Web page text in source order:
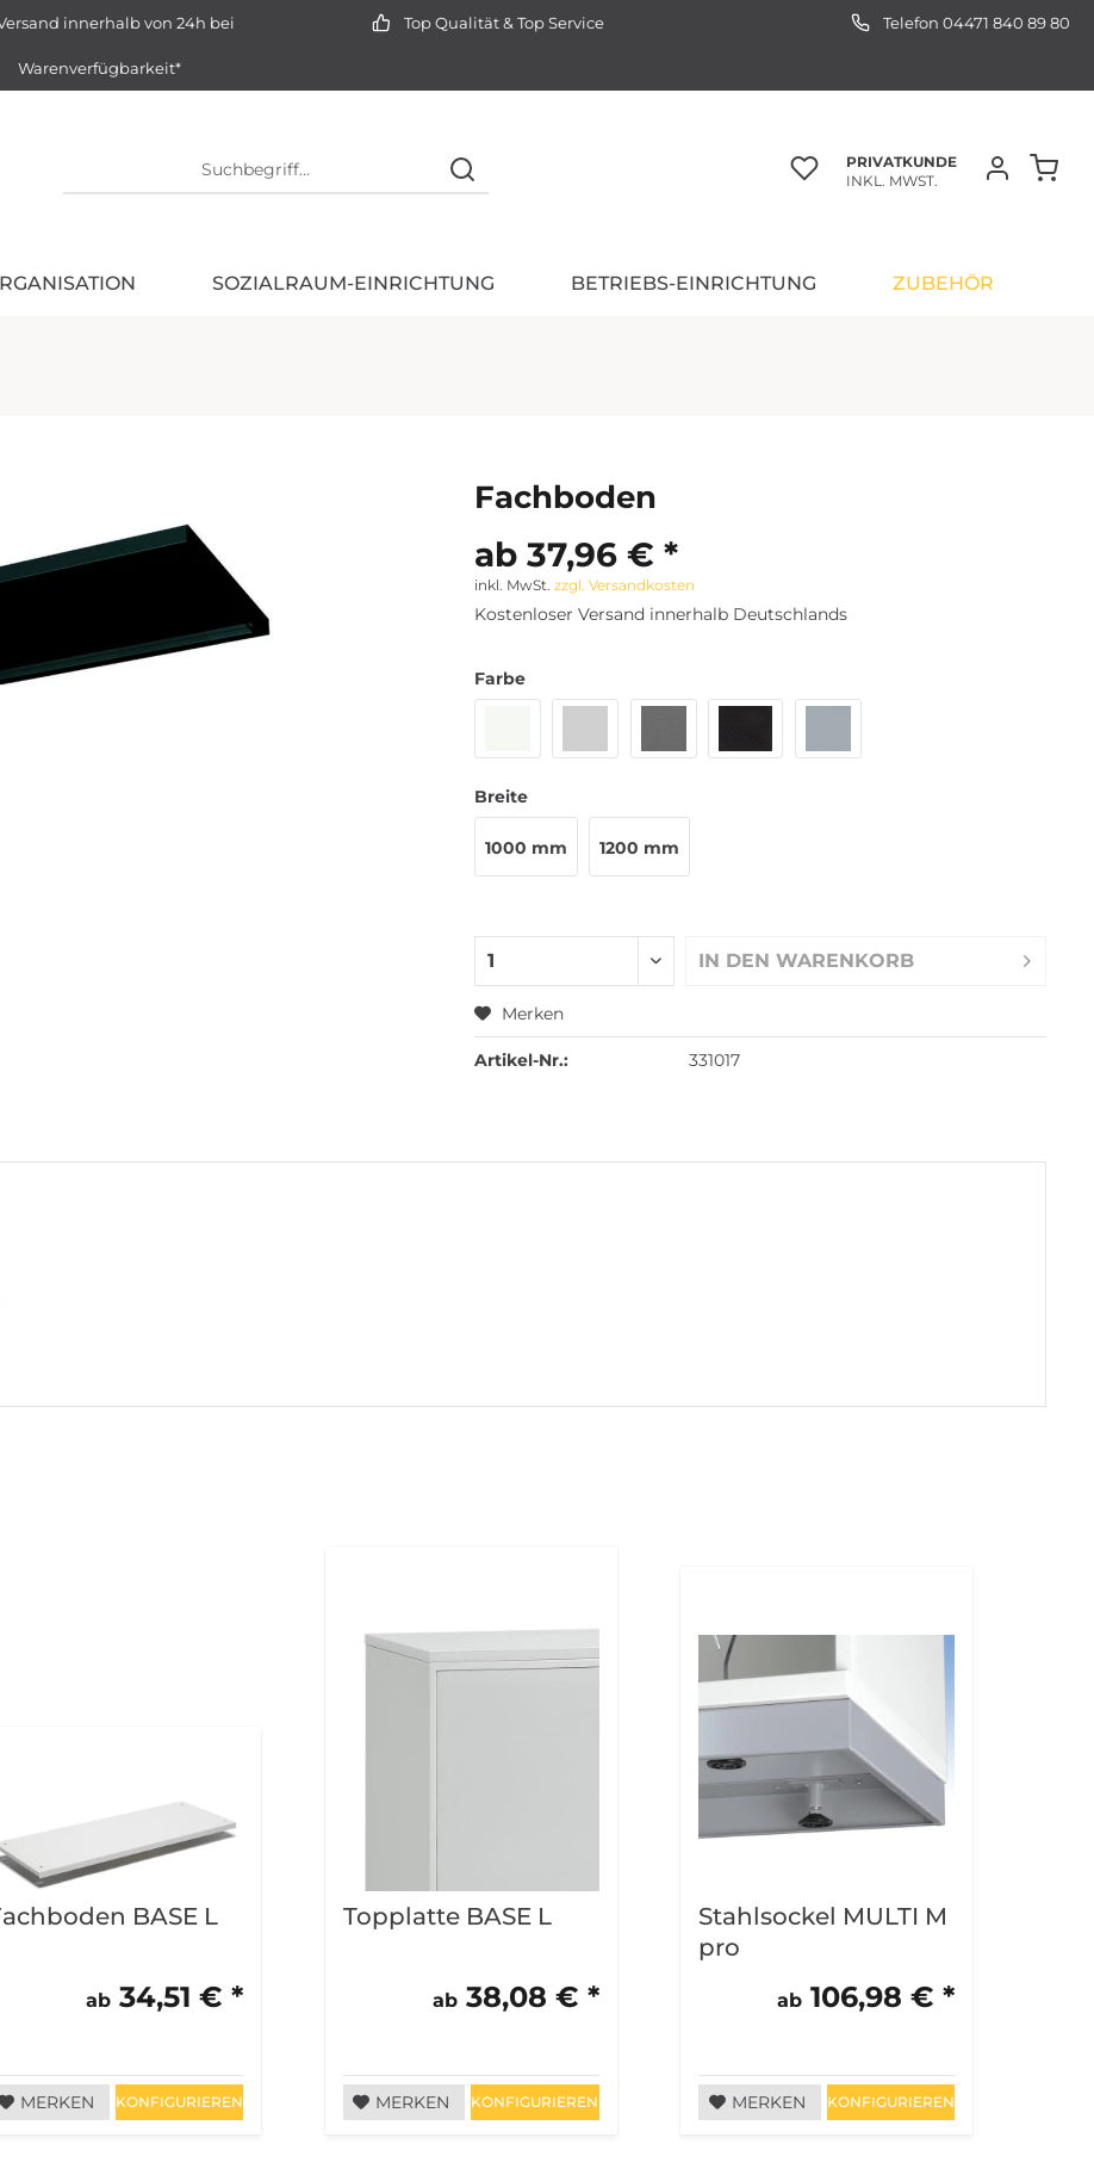
innerhalb von 24h bei
Warenverfügbarkeit*
Top Qualität & Top Service Telefon 04471 840 89 80
PRIVATKUNDE
INKL. MWST.
SOZIALRAUM-EINRICHTUNG BETRIEBS-EINRICHTUNG ZUBEHÖR
Fachboden
ab 37,96 € *
inkl. MwSt. zzgl. Versandkosten
Kostenloser Versand innerhalb Deutschlands
Farbe
Breite
1000 mm 1200 mm
IN DEN WARENKORB
Merken
Artikel-Nr.: 331017
BASE L
ab 34,51 € *
MERKEN KONFIGURIEREN
Topplatte BASE L
ab38,08 € *
MERKEN KONFIGURIEREN
Stahlsockel MULTI M
pro
ab 106,98 € *
MERKEN KONFIGURIEREN